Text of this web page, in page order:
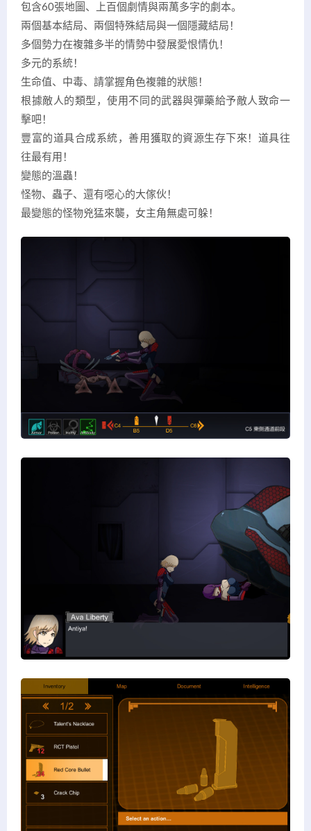
包含60張地圖、上百個劇情與兩萬多字的劇本。
兩個基本結局、兩個特殊結局與一個隱藏結局！
多個勢力在複雜多半的情勢中發展愛恨情仇！
多元的系統！
生命值、中毒、請掌握角色複雜的狀態！
根據敵人的類型，使用不同的武器與彈藥給予敵人致命一
擊吧！
豐富的道具合成系統，善用獲取的資源生存下來！道具往
往最有用！
變態的溫蟲！
怪物、蟲子、還有噁心的大傢伙！
最變態的怪物兇猛來襲，女主角無處可躲！